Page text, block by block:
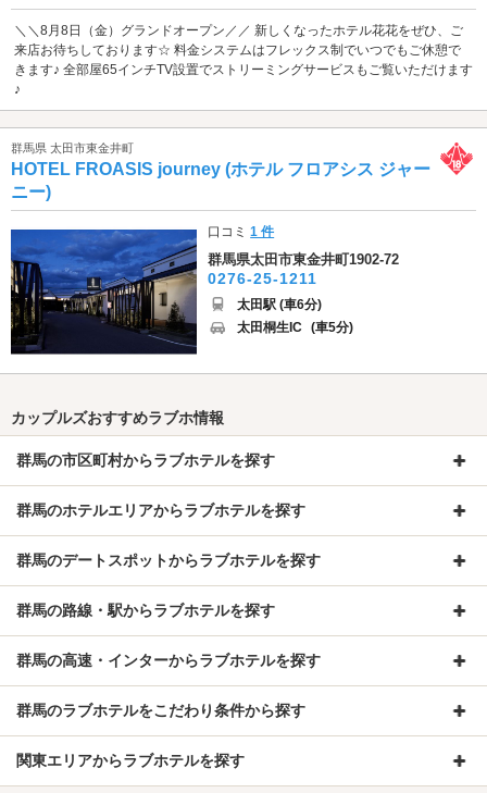
＼＼8月8日（金）グランドオープン／／ 新しくなったホテル花花をぜひ、ご
来店お待ちしております☆ 料金システムはフレックス制でいつでもご休憩で
きます♪ 全部屋65インチTV設置でストリーミングサービスもご覧いただけます
♪
群馬県 太田市東金井町
HOTEL FROASIS journey (ホテル フロアシス ジャー
ニー)
口コミ1 件
群馬県太田市東金井町1902-72
0276-25-1211
太田駅 (車6分)
太田桐生IC (車5分)
カップルズおすすめラブホ情報
群馬の市区町村からラブホテルを探す
群馬のホテルエリアからラブホテルを探す
群馬のデートスポットからラブホテルを探す
群馬の路線・駅からラブホテルを探す
群馬の高速・インターからラブホテルを探す
群馬のラブホテルをこだわり条件から探す
関東エリアからラブホテルを探す